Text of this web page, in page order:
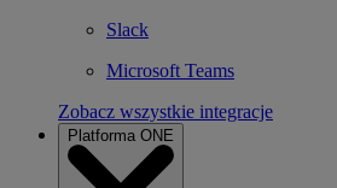
Slack
Microsoft Teams
Zobacz wszystkie integracje
Platforma ONE